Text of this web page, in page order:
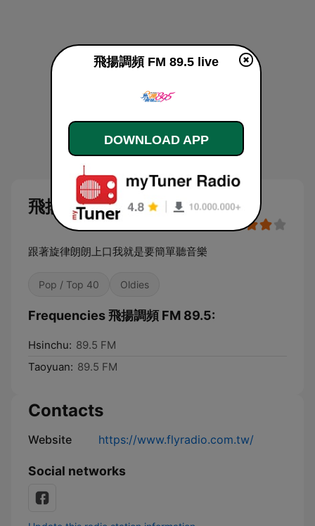
飛揚調頻 FM 89.5
跟著旋律朗朗上口我就是要簡單聽音樂
Pop / Top 40 Oldies
Frequencies 飛揚調頻 FM 89.5:
Hsinchu: 89.5 FM
Taoyuan: 89.5 FM
Contacts
Website https://www.flyradio.com.tw/
Social networks
飛揚調頻 FM 89.5 live
DOWNLOAD APP